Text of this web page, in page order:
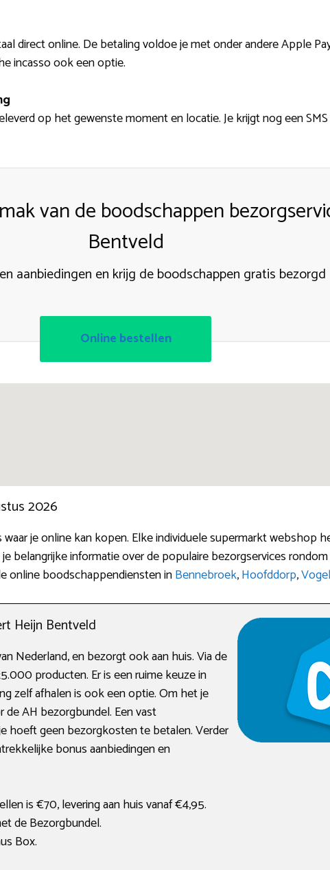
direct online. De betaling voldoe je met onder andere Apple
incasso ook een optie.
op het gewenste moment en locatie. Je krijgt nog een
van de boodschappen
Bentveld
aanbiedingen en krijg de boodschappen gratis bezorgd
Online bestellen
2026
je online kan kopen. Elke individuele supermarkt webshop
belangrijke informatie over de populaire bezorgservices
online boodschappendiensten inBennebroek,Hoofddorp,
Heijn Bentveld
Nederland, en bezorgt ook aan huis. Via de
producten. Er is een ruime keuze in
zelf afhalen is ook een optie. Om het je
AH bezorgbundel. Een vast
hoeft geen bezorgkosten te betalen. Verder
bonus aanbiedingen en
is €70, levering aan huis vanaf €4,95.
de Bezorgbundel.
Box.